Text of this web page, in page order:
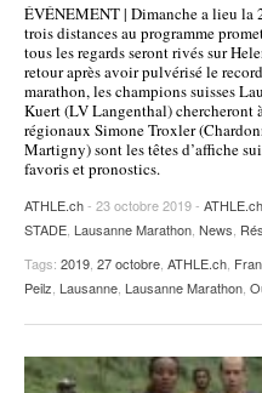
ÉVÉNEMENT | Dimanche a lieu la
trois distances au programme
tous les regards seront rivés sur
retour après avoir pulvérisé le
marathon, les champions suisses
Kuert (LV Langenthal) chercheront
régionaux Simone Troxler
Martigny) sont les têtes d’affiche
favoris et pronostics.
ATHLE.ch- 23 octobre 2019 -
STADE Lausanne Marathon News
Tags: 2019 27 octobre ATHLE.ch
Peilz Lausanne Lausanne Marathon